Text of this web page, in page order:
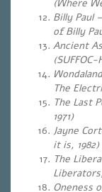
(Where
Billy Paul
of Billy
Ancient
The
The Last
1971)
Jayne
it is, 1982)
The
Oneness